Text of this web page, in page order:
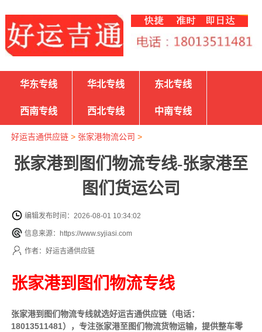
华东专线 华北专线 东北专线
西南专线 西北专线 中南专线
好运吉通供应链> 张家港物流公司 >
张家港到图们物流专线-张家港至
图们货运公司
编辑发布时间：2026-08-01 10:34:02
信息来源：https://www.syjiasi.com
作者：好运吉通供应链
张家港到图们物流专线
张家港到图们物流专线就选好运吉通供应链（电话：
18013511481），专注张家港至图们物流货物运输，提供整车零